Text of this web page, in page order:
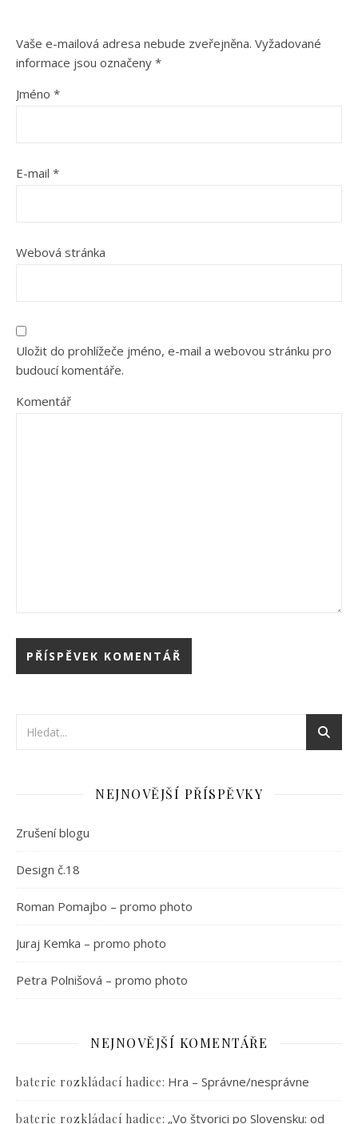
Vaše e-mailová adresa nebude zveřejněna. Vyžadované
informace jsou označeny *
Jméno *
E-mail *
Webová stránka
Uložit do prohlížeče jméno, e-mail a webovou stránku pro
budoucí komentáře.
Komentář
NEJNOVĚJŠÍ PŘÍSPĚVKY
Zrušení blogu
Design č.18
Roman Pomajbo – promo photo
Juraj Kemka – promo photo
Petra Polnišová – promo photo
NEJNOVĚJŠÍ KOMENTÁŘE
baterie rozkládací hadice: Hra – Správne/nesprávne
baterie rozkládací hadice: „Vo štvorici po Slovensku: od